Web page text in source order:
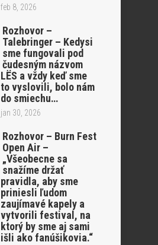
feb 8, 2026
Rozhovor –
Talebringer – Kedysi
sme fungovali pod
čudesným názvom
LËS a vždy keď sme
to vyslovili, bolo nám
do smiechu…
jan 30, 2026
Rozhovor – Burn Fest
Open Air –
„Všeobecne sa
snažíme držať
pravidla, aby sme
priniesli ľudom
zaujímavé kapely a
vytvorili festival, na
ktorý by sme aj sami
išli ako fanúšikovia.“